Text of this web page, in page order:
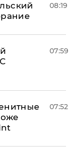
08:19
07:59
07:52